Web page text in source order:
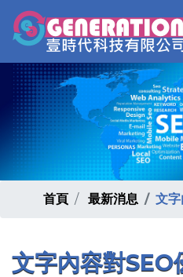
首頁 最新消息 文
文字內容對SEO